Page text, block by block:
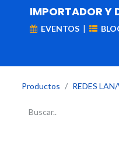
IMPORTADOR Y
EVENTOS |
Productos REDES